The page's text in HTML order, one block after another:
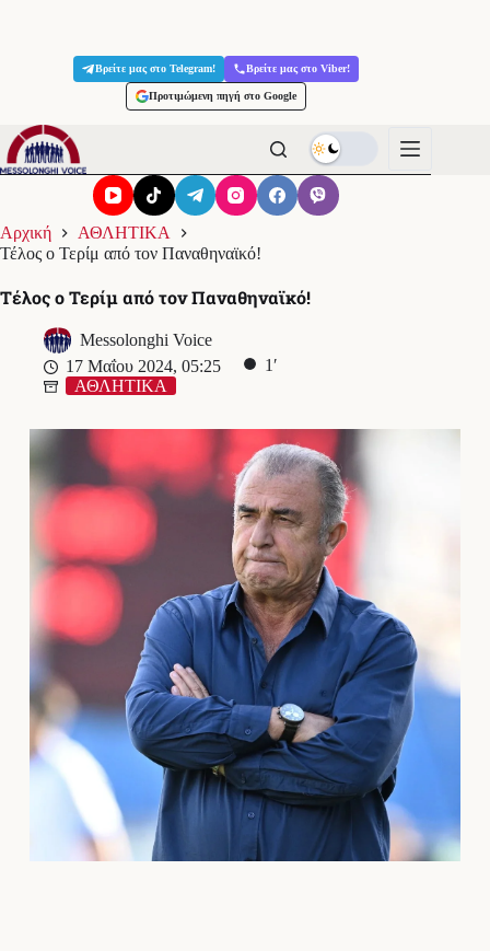
Βρείτε μας στο Telegram! Βρείτε μας στο Viber!
Προτιμώμενη πηγή στο Google
Αρχική
ΑΘΛΗΤΙΚΑ
Τέλος ο Τερίμ από τον Παναθηναϊκό!
Τέλος ο Τερίμ από τον Παναθηναϊκό!
Messolonghi Voice
17 Μαΐου 2024, 05:25
1′
ΑΘΛΗΤΙΚΑ